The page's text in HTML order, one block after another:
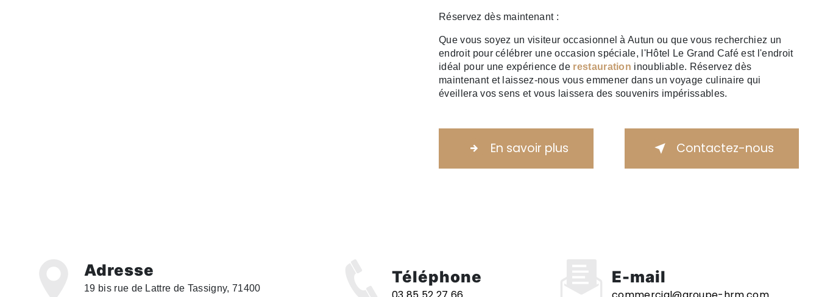
Réservez dès maintenant :
Que vous soyez un visiteur occasionnel à Autun ou que vous recherchiez un
endroit pour célébrer une occasion spéciale, l'Hôtel Le Grand Café est l'endroit
idéal pour une expérience de restauration inoubliable. Réservez dès
maintenant et laissez-nous vous emmener dans un voyage culinaire qui
éveillera vos sens et vous laissera des souvenirs impérissables.
En savoir plus Contactez-nous
Adresse
19 bis rue de Lattre de Tassigny, 71400
Téléphone E-mail